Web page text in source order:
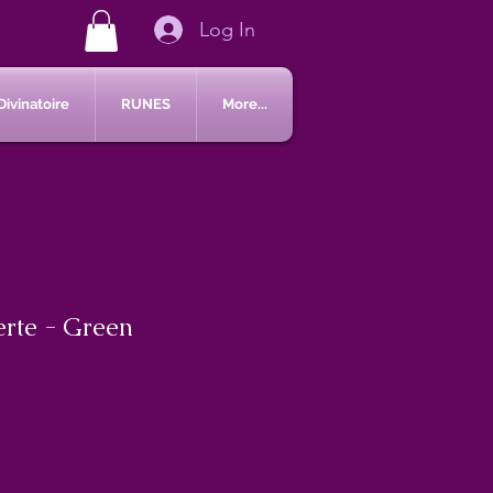
Log In
RUNES More...
- Green